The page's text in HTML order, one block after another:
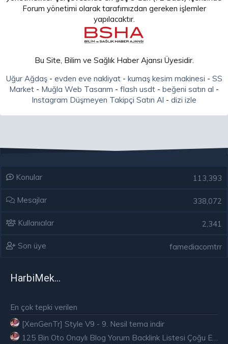
Forum yönetimi olarak tarafımızdan gereken işlemler
yapılacaktır.
Bu Site, Bilim ve Sağlık Haber Ajansı Üyesidir.
Uğur Ağdaş- evden eve nakliyat- kumaş kesim makinesi - SS
Market - Muğla Web Tasarım - flash usdt - beğeni satın al -
Instagram Düşmeyen Takipçi Satın Al - dizi izle
Konular 113,393
Mesajlar 338,072
Kullanıcılar 2,341
Son üye famediacomtrr
HarbiMekân
En çok tepki verilen
[XenGenTr] Style V9 - 9. Nesil tema indir
125 Bin Oto Onaylı Blog Yorum Backlink Listesi Çoğu Edu ve Gov Ücretsiz